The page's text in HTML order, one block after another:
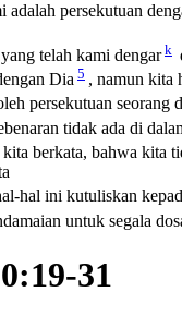
adalah persekutuan
telah kami dengar k
Dia 5 , namun kita
persekutuan
tidak ada di
berkata, bahwa kita
hal ini kutuliskan
untuk segala
31